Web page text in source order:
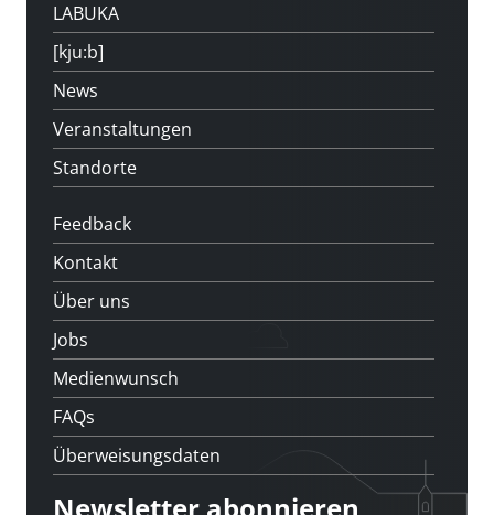
LABUKA
[kju:b]
News
Veranstaltungen
Standorte
Feedback
Kontakt
Über uns
Jobs
Medienwunsch
FAQs
Überweisungsdaten